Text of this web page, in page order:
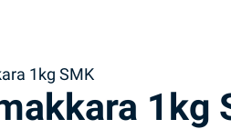
1kg SMK
1kg